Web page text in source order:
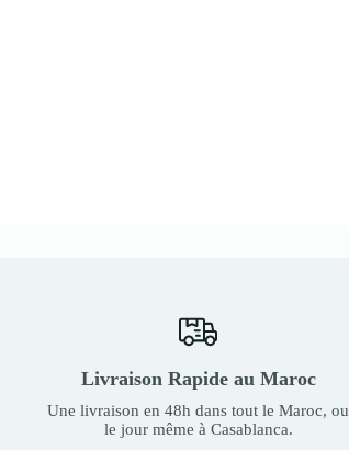
Livraison Rapide au Maroc
Une livraison en 48h dans tout le Maroc, ou
le jour même à Casablanca.